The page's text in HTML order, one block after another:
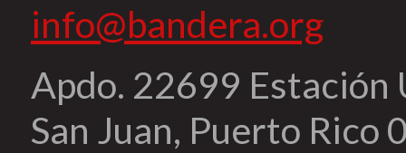
info@bandera.org
Apdo. 22699 Estación
San Juan, Puerto Rico